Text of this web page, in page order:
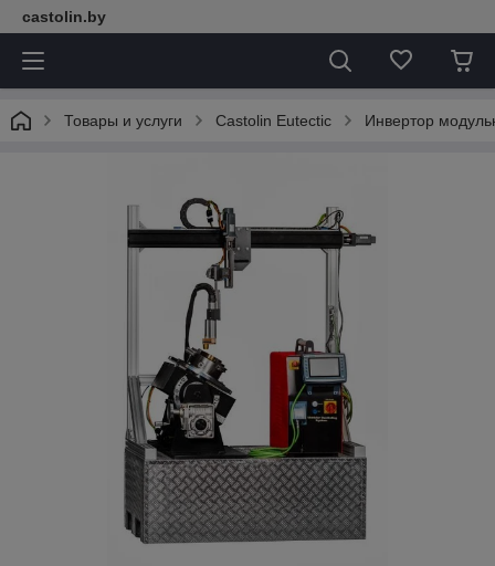
castolin.by
Товары и услуги Castolin Eutectic Инвертор